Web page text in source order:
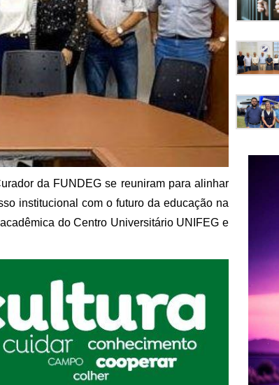
da FUNDEG se reuniram para alinhar
institucional com o futuro da educação na
do Centro Universitário UNIFEG e